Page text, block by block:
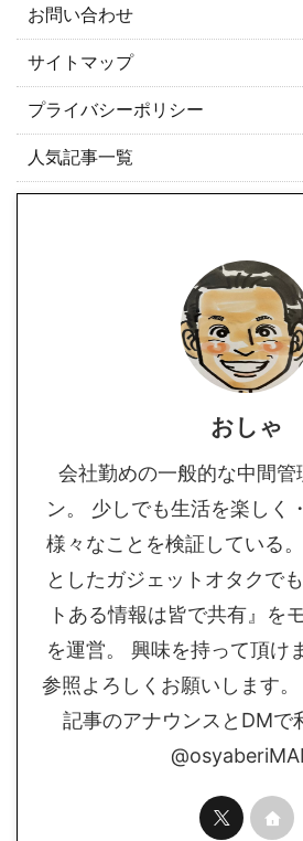
お問い合わせ
サイトマップ
プライバシーポリシー
人気記事一覧
おしゃ
会社勤めの一般的な中間管
ン。 少しでも生活を楽しく
様々なことを検証している
としたガジェットオタクで
トある情報は皆で共有』を
を運営。 興味を持って頂け
参照よろしくお願いします
記事のアナウンスとDMで